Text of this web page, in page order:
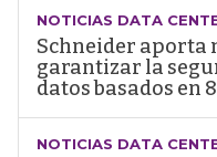
NOTICIAS DATA
Schneider aporta
garantizar la
datos basados en
NOTICIAS DATA